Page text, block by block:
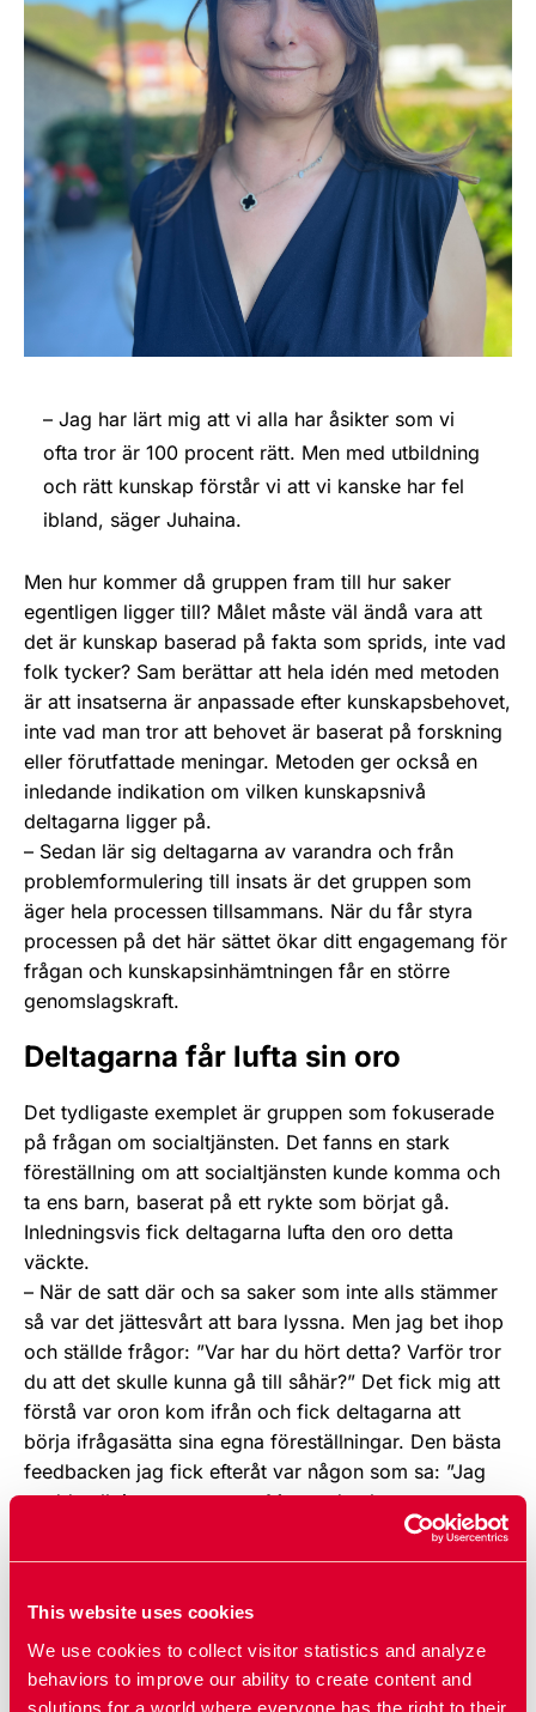
This website uses cookies
We use cookies to collect visitor statistics and analyze
behaviors to improve our ability to create content and
solutions for a world where everyone has the right to their
– Jag har lärt mig att vi alla har åsikter som vi
ofta tror är 100 procent rätt. Men med utbildning
och rätt kunskap förstår vi att vi kanske har fel
ibland, säger Juhaina.
Men hur kommer då gruppen fram till hur saker
egentligen ligger till? Målet måste väl ändå vara att
det är kunskap baserad på fakta som sprids, inte vad
folk tycker? Sam berättar att hela idén med metoden
är att insatserna är anpassade efter kunskapsbehovet,
inte vad man tror att behovet är baserat på forskning
eller förutfattade meningar. Metoden ger också en
inledande indikation om vilken kunskapsnivå
deltagarna ligger på.
– Sedan lär sig deltagarna av varandra och från
problemformulering till insats är det gruppen som
äger hela processen tillsammans. När du får styra
processen på det här sättet ökar ditt engagemang för
frågan och kunskapsinhämtningen får en större
genomslagskraft.
Deltagarna får lufta sin oro
Det tydligaste exemplet är gruppen som fokuserade
på frågan om socialtjänsten. Det fanns en stark
föreställning om att socialtjänsten kunde komma och
ta ens barn, baserat på ett rykte som börjat gå.
Inledningsvis fick deltagarna lufta den oro detta
väckte.
– När de satt där och sa saker som inte alls stämmer
så var det jättesvårt att bara lyssna. Men jag bet ihop
och ställde frågor: ”Var har du hört detta? Varför tror
du att det skulle kunna gå till såhär?” Det fick mig att
förstå var oron kom ifrån och fick deltagarna att
börja ifrågasätta sina egna föreställningar. Den bästa
feedbacken jag fick efteråt var någon som sa: ”Jag
trodde allt jag sa var sant. Men sedan kom
informationen och då märkte jag hur fel jag hade.”
säger Anwar.